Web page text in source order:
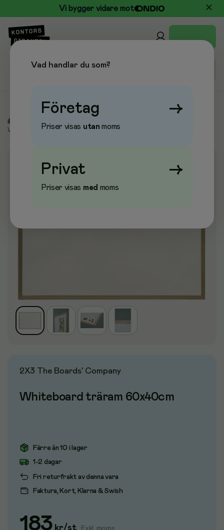
Vi bygger vidare mot
Whiteboard & Skrivtavlor/ Whiteboard
2X3 The Boards' Company
Whiteboard träram 60x40cm
Färre än 10 i lager
Fri returfrakt av denna vara
1-2 dagar
Faktura, Kort, Klarna & Swish
183 kr/st Exkl. moms
Vad handlar du som?
Företag →
Priser visas utan moms
Privat →
Priser visas med moms